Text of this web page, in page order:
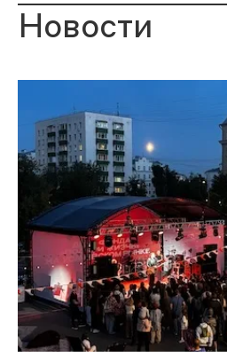
Новости